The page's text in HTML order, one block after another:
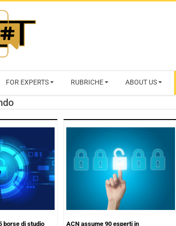
FOR EXPERTS RUBRICHE ABOUT US
borse di studio
ACN assume 90 esperti in